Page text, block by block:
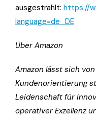
ausgestrahlt: https://
language=de_DE
Über Amazon
Amazon lässt sich
Kundenorientierung
Leidenschaft für
operativer Exzellenz